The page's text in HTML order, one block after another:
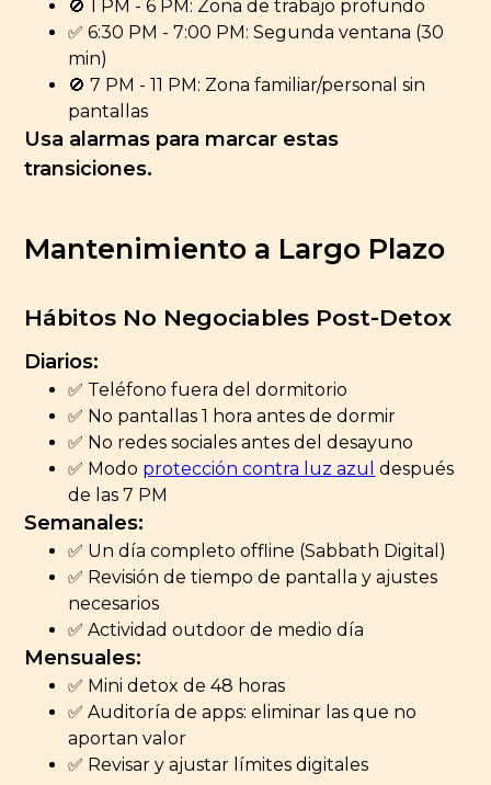
🚫 1 PM - 6 PM: Zona de trabajo profundo
✅ 6:30 PM - 7:00 PM: Segunda ventana (30
min)
🚫 7 PM - 11 PM: Zona familiar/personal sin
pantallas
Usa alarmas para marcar estas
transiciones.
Mantenimiento a Largo Plazo
Hábitos No Negociables Post-Detox
Diarios:
✅ Teléfono fuera del dormitorio
✅ No pantallas 1 hora antes de dormir
✅ No redes sociales antes del desayuno
✅ Modo protección contra luz azul después
de las 7 PM
Semanales:
✅ Un día completo offline (Sabbath Digital)
✅ Revisión de tiempo de pantalla y ajustes
necesarios
✅ Actividad outdoor de medio día
Mensuales:
✅ Mini detox de 48 horas
✅ Auditoría de apps: eliminar las que no
aportan valor
✅ Revisar y ajustar límites digitales